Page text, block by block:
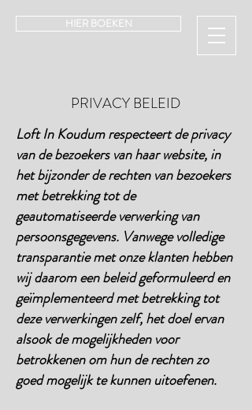
HIER BOEKEN
PRIVACY BELEID
Loft In Koudum respecteert de privacy
van de bezoekers van haar website, in
het bijzonder de rechten van bezoekers
met betrekking tot de
geautomatiseerde verwerking van
persoonsgegevens. Vanwege volledige
transparantie met onze klanten hebben
wij daarom een beleid geformuleerd en
geïmplementeerd met betrekking tot
deze verwerkingen zelf, het doel ervan
alsook de mogelijkheden voor
betrokkenen om hun de rechten zo
goed mogelijk te kunnen uitoefenen.